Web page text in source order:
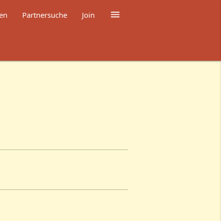

Partnersuche Join